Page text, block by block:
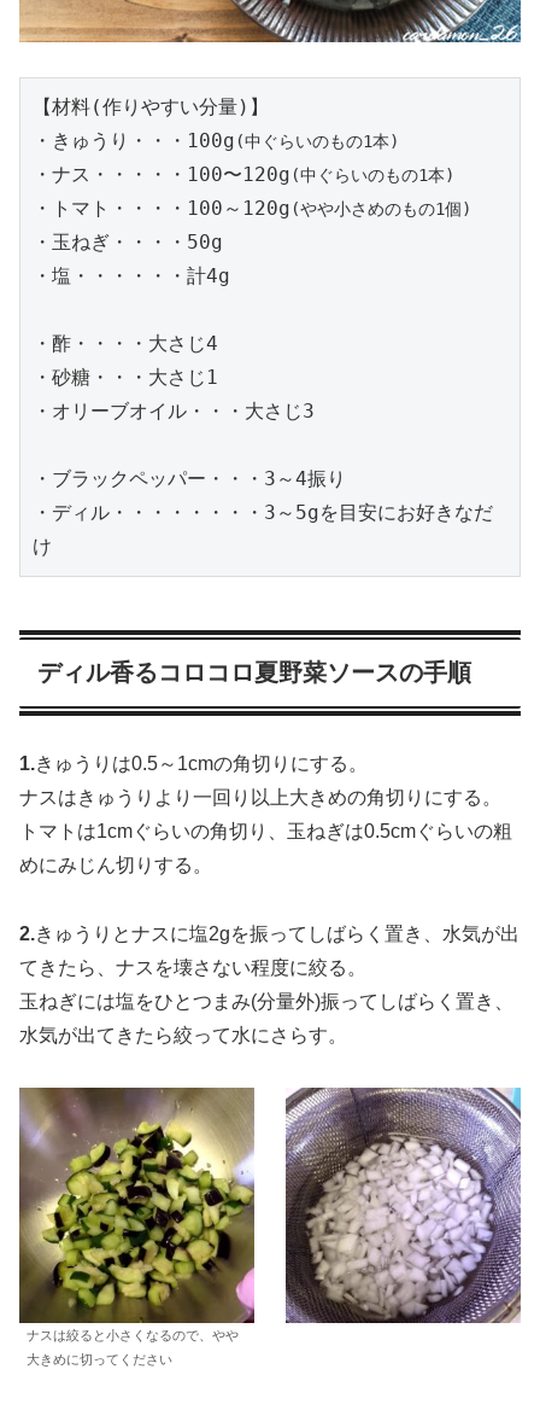
【材料(作りやすい分量)】
・きゅうり・・・100g (中ぐらいのもの1本)
・ナス・・・・・100〜120g (中ぐらいのもの1本)
・トマト・・・・100～120g (やや小さめのもの1個)
・玉ねぎ・・・・50g
・塩・・・・・・計4g
・酢・・・・大さじ4
・砂糖・・・大さじ1
・オリーブオイル・・・大さじ3
・ブラックペッパー・・・3～4振り
・ディル・・・・・・・・3～5gを目安にお好きなだ
け
ディル香るコロコロ夏野菜ソースの手順
1.きゅうりは0.5～1cmの角切りにする。
ナスはきゅうりより一回り以上大きめの角切りにする。
トマトは1cmぐらいの角切り、玉ねぎは0.5cmぐらいの粗
めにみじん切りする。
2.きゅうりとナスに塩2gを振ってしばらく置き、水気が出
てきたら、ナスを壊さない程度に絞る。
玉ねぎには塩をひとつまみ(分量外)振ってしばらく置き、
水気が出てきたら絞って水にさらす。
ナスは絞ると小さくなるので、やや
大きめに切ってください